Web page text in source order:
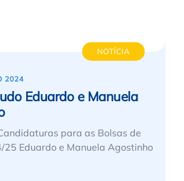
NOTÍCIA
2024
Eduardo e Manuela
para as Bolsas de
25 Eduardo e Manuela Agostinho